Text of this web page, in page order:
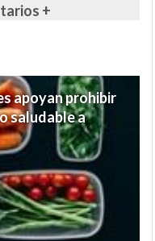
+
apoyan prohibir
saludable a